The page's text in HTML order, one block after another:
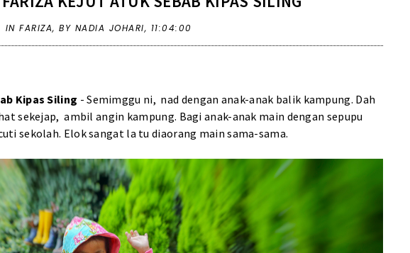
INFARIZA,BY NADIA JOHARI, 11:04:00
Kipas Siling - Semimggu ni, nad dengan anak-anak balik kampung. Dah
sekejap, ambil angin kampung. Bagi anak-anak main dengan sepupu
sekolah. Elok sangat la tu diaorang main sama-sama.